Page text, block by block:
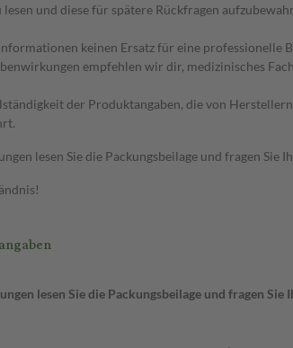
und diese für spätere Rückfragen
keinen Ersatz für eine
empfehlen wir dir, medizinisches
der Produktangaben, die von
lesen Sie die Packungsbeilage und fragen
lesen Sie die Packungsbeilage und fragen